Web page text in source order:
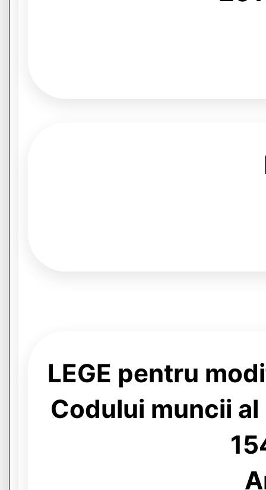
LEGE pentru
Codului muncii